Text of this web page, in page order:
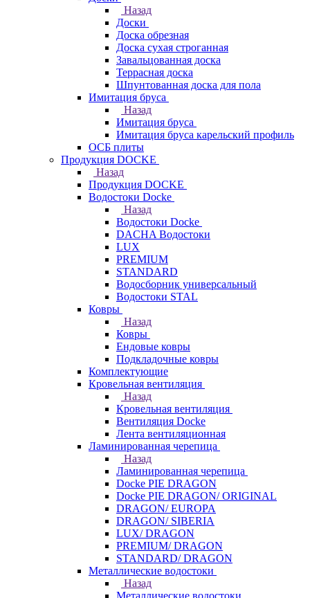
Назад
Доски
Доска обрезная
Доска сухая строганная
Завальцованная доска
Террасная доска
Шпунтованная доска для пола
Имитация бруса
Назад
Имитация бруса
Имитация бруса карельский профиль
ОСБ плиты
Продукция DOCKE
Назад
Продукция DOCKE
Водостоки Docke
Назад
Водостоки Docke
DACHA Водостоки
LUX
PREMIUM
STANDARD
Водосборник универсальный
Водостоки STAL
Ковры
Назад
Ковры
Ендовые ковры
Подкладочные ковры
Комплектующие
Кровельная вентиляция
Назад
Кровельная вентиляция
Вентиляция Docke
Лента вентиляционная
Ламинированная черепица
Назад
Ламинированная черепица
Docke PIE DRAGON
Docke PIE DRAGON/ ORIGINAL
DRAGON/ EUROPA
DRAGON/ SIBERIA
LUX/ DRAGON
PREMIUM/ DRAGON
STANDARD/ DRAGON
Металлические водостоки
Назад
Металлические водостоки